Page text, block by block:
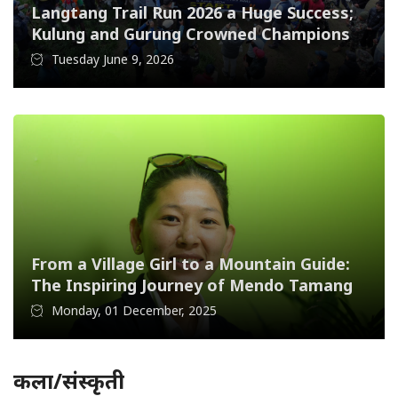
Langtang Trail Run 2026 a Huge Success;
Kulung and Gurung Crowned Champions
Tuesday June 9, 2026
From a Village Girl to a Mountain Guide:
The Inspiring Journey of Mendo Tamang
Monday, 01 December, 2025
कला/संस्कृती